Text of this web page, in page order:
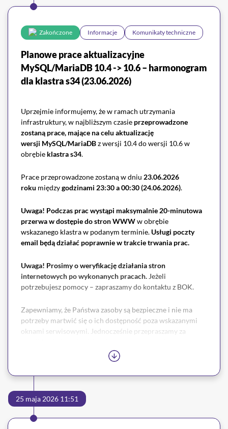
Zakończone Informacje Komunikaty techniczne
Planowe prace aktualizacyjne
MySQL/MariaDB 10.4 -> 10.6 – harmonogram
dla klastra s34 (23.06.2026)
Uprzejmie informujemy, że w ramach utrzymania
infrastruktury, w najbliższym czasie przeprowadzone
zostaną prace, mające na celu aktualizację
wersji MySQL/MariaDBz wersji 10.4 do wersji 10.6 w
obrębie klastra s34.
Prace przeprowadzone zostaną w dniu 23.06.2026
roku międzygodzinami 23:30 a 00:30 (24.06.2026).
Uwaga! Podczas prac wystąpi maksymalnie 20-minutowa
przerwaw dostępie do stron WWWw obrębie
wskazanego klastra w podanym terminie.Usługi poczty
email będą działać poprawnie w trakcie trwania prac.
Uwaga! Prosimy o weryfikację działania stron
internetowych po wykonanych pracach. Jeżeli
potrzebujesz pomocy – zapraszamy do kontaktu z BOK.
Zapewniamy, że Państwa zasoby są bezpieczne i nie ma
potrzeby martwić się o ich dostępność poza wskazanymi
oknami serwisowymi. Jednocześnie przepraszamy za
W razie jakichkolwiek pytań prosimy o kontakt z naszym
Biurem Obsługi Klienta.
25 maja 2026 11:51